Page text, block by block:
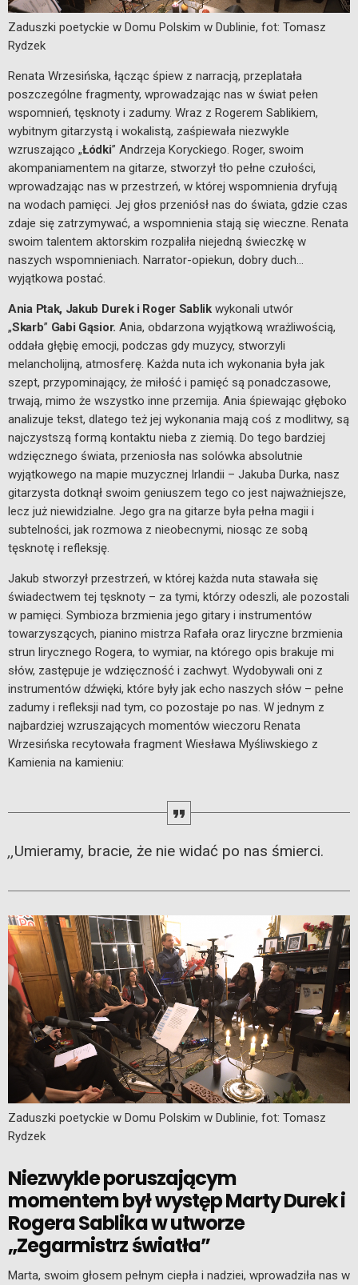
Zaduszki poetyckie w Domu Polskim w Dublinie, fot: Tomasz
Rydzek
Renata Wrzesińska, łącząc śpiew z narracją, przeplatała
poszczególne fragmenty, wprowadzając nas w świat pełen
wspomnień, tęsknoty i zadumy. Wraz z Rogerem Sablikiem,
wybitnym gitarzystą i wokalistą, zaśpiewała niezwykle
wzruszająco „Łódki” Andrzeja Koryckiego. Roger, swoim
akompaniamentem na gitarze, stworzył tło pełne czułości,
wprowadzając nas w przestrzeń, w której wspomnienia dryfują
na wodach pamięci. Jej głos przeniósł nas do świata, gdzie czas
zdaje się zatrzymywać, a wspomnienia stają się wieczne. Renata
swoim talentem aktorskim rozpaliła niejedną świeczkę w
naszych wspomnieniach. Narrator-opiekun, dobry duch…
wyjątkowa postać.
Ania Ptak, Jakub Durek i Roger Sablikwykonali utwór
„Skarb” Gabi Gąsior. Ania, obdarzona wyjątkową wrażliwością,
oddała głębię emocji, podczas gdy muzycy, stworzyli
melancholijną, atmosferę. Każda nuta ich wykonania była jak
szept, przypominający, że miłość i pamięć są ponadczasowe,
trwają, mimo że wszystko inne przemija. Ania śpiewając głęboko
analizuje tekst, dlatego też jej wykonania mają coś z modlitwy, są
najczystszą formą kontaktu nieba z ziemią. Do tego bardziej
wdzięcznego świata, przeniosła nas solówka absolutnie
wyjątkowego na mapie muzycznej Irlandii – Jakuba Durka, nasz
gitarzysta dotknął swoim geniuszem tego co jest najważniejsze,
lecz już niewidzialne. Jego gra na gitarze była pełna magii i
subtelności, jak rozmowa z nieobecnymi, niosąc ze sobą
tęsknotę i refleksję.
Jakub stworzył przestrzeń, w której każda nuta stawała się
świadectwem tej tęsknoty – za tymi, którzy odeszli, ale pozostali
w pamięci. Symbioza brzmienia jego gitary i instrumentów
towarzyszących, pianino mistrza Rafała oraz liryczne brzmienia
strun lirycznego Rogera, to wymiar, na którego opis brakuje mi
słów, zastępuje je wdzięczność i zachwyt. Wydobywali oni z
instrumentów dźwięki, które były jak echo naszych słów – pełne
zadumy i refleksji nad tym, co pozostaje po nas. W jednym z
najbardziej wzruszających momentów wieczoru Renata
Wrzesińska recytowała fragment Wiesława Myśliwskiego z
Kamienia na kamieniu:
,,Umieramy, bracie, że nie widać po nas śmierci.
Zaduszki poetyckie w Domu Polskim w Dublinie, fot: Tomasz
Rydzek
Niezwykle poruszającym
momentem był występ Marty Durek i
Rogera Sablika w utworze
„Zegarmistrz światła”
Marta, swoim głosem pełnym ciepła i nadziei, wprowadziła nas w